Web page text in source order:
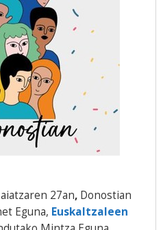
27an, Donostian
Eguna, Euskaltzaleen